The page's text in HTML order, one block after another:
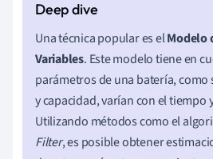
Una técnica popular es elModelo
Variables. Este modelo tiene en
parámetros de una batería, como
y capacidad, varían con el tiempo
Utilizando métodos como el
Filter, es posible obtener